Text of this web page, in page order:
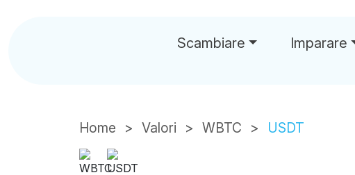
Scambiare Imparare
Home Valori WBTC USDT